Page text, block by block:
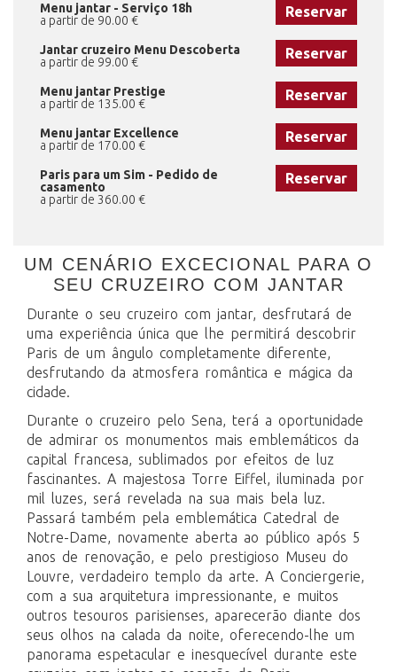
Menu jantar - Serviço 18h
a partir de 90.00 €
Reservar
Jantar cruzeiro Menu Descoberta
a partir de 99.00 €
Reservar
Menu jantar Prestige
a partir de 135.00 €
Reservar
Menu jantar Excellence
a partir de 170.00 €
Reservar
Paris para um Sim - Pedido de
casamento
a partir de 360.00 €
Reservar
UM CENÁRIO EXCECIONAL PARA O
SEU CRUZEIRO COM JANTAR
Durante o seu cruzeiro com jantar, desfrutará de
uma experiência única que lhe permitirá descobrir
Paris de um ângulo completamente diferente,
desfrutando da atmosfera romântica e mágica da
cidade.
Durante o cruzeiro pelo Sena, terá a oportunidade
de admirar os monumentos mais emblemáticos da
capital francesa, sublimados por efeitos de luz
fascinantes. A majestosa Torre Eiffel, iluminada por
mil luzes, será revelada na sua mais bela luz.
Passará também pela emblemática Catedral de
Notre-Dame, novamente aberta ao público após 5
anos de renovação, e pelo prestigioso Museu do
Louvre, verdadeiro templo da arte. A Conciergerie,
com a sua arquitetura impressionante, e muitos
outros tesouros parisienses, aparecerão diante dos
seus olhos na calada da noite, oferecendo-lhe um
panorama espetacular e inesquecível durante este